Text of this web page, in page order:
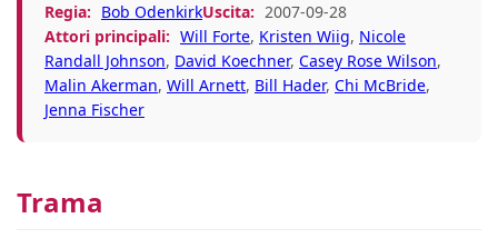
Regia: Bob OdenkirkUscita: 2007-09-28
Attori principali: Will Forte, Kristen Wiig, Nicole
Randall Johnson, David Koechner, Casey Rose Wilson,
Malin Akerman, Will Arnett, Bill Hader, Chi McBride,
Jenna Fischer
Trama